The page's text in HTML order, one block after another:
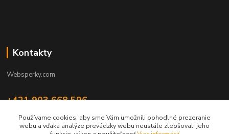
Kontakty
Websperky.com
+421 903 668 596
info@websperky.com
Používame cookies, aby sme Vám umožnili pohodlné prezeranie
webu a vďaka analýze prevádzky webu neustále zlepšovali jeho